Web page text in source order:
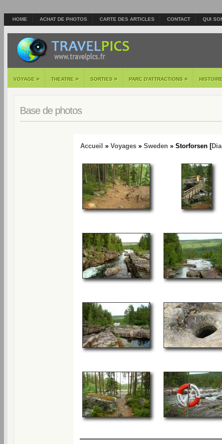
HOME ACHAT DE PHOTOS CARTE DES ARTICLES CONTACT QUI
VOYAGE » THEATRE » SORTIES » PARC D'ATTRACTIONS »
Base de photos
Accueil » Voyages» Sweden» Storforsen [